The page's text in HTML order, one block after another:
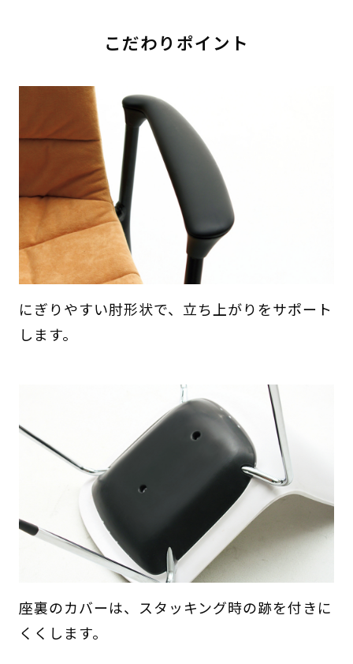
こだわりポイント
にぎりやすい肘形状で、立ち上がりをサポート
します。
座裏のカバーは、スタッキング時の跡を付きに
くくします。